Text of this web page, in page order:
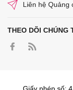
Liên hệ Quảng
THEO DÕI CHÚNG